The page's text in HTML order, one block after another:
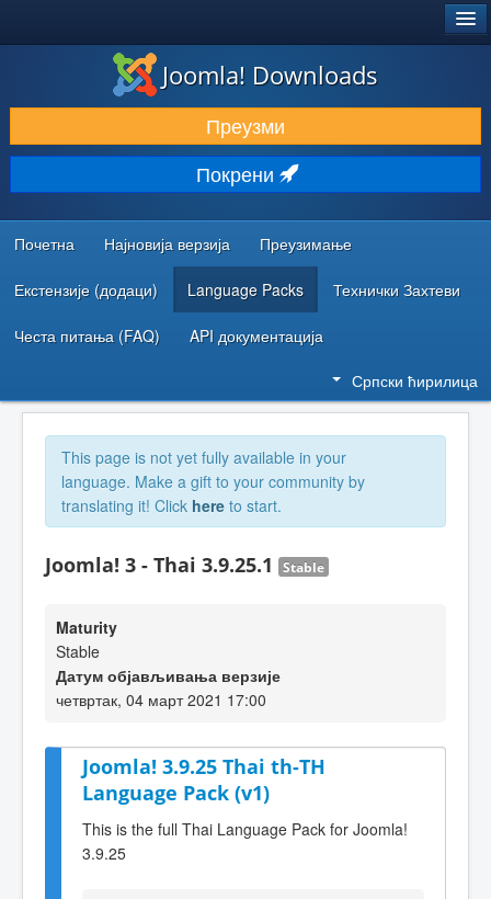
ПРЕУЗИМАЊЕ И ПРОШИРЕЊА (ЕКСТЕНЗИЈЕ)
ОТКРИЈТЕ И НАУЧИТЕ
ЗАЈЕДНИЦА И ПОДРШКА
РЕСУРСИ ЗА РАЗВОЈ
Joomla! Downloads
Преузми
Покрени
Почетна Најновија верзија Преузимање
Екстензије (додаци) Language Packs Технички Захтеви
Честа питања (FAQ) API документација
Српски ћирилица
This page is not yet fully available in your
language. Make a gift to your community by
translating it! Click here to start.
Joomla! 3 - Thai 3.9.25.1 Stable
Maturity
Stable
Датум објављивања верзије
четвртак, 04 март 2021 17:00
Joomla! 3.9.25 Thai th-TH
Language Pack (v1)
This is the full Thai Language Pack for Joomla!
3.9.25